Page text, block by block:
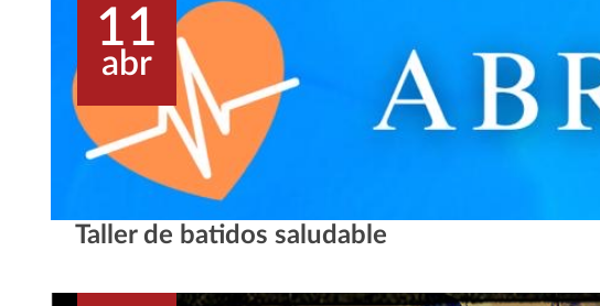
11
abr
Taller de batidos saludable